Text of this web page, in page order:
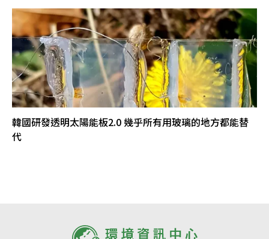
韓國研發透明太陽能板2.0 幾乎所有用玻璃的地方都能替
代